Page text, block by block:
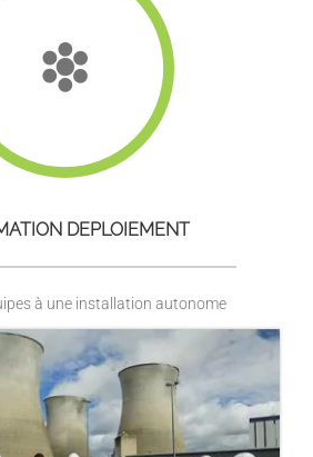
DEPLOIEMENT
à une installation autonome